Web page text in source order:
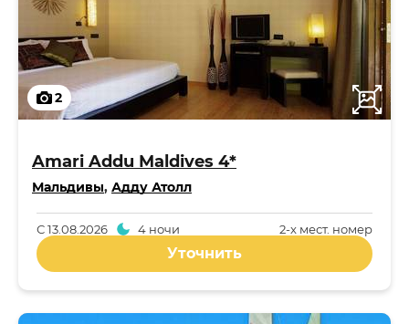
2
Amari Addu Maldives 4*
Мальдивы, Адду Атолл
2-x мест. номер
С13.08.2026 4 ночи
Уточнить